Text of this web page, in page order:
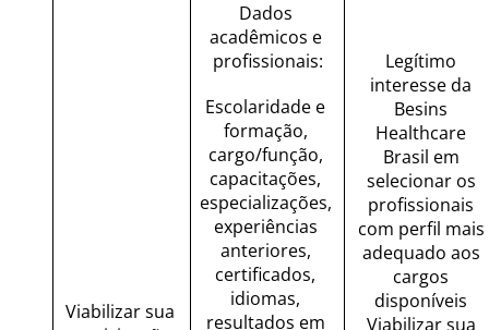
Viabilizar sua
Dados
acadêmicos e
profissionais:
Escolaridade e
formação,
cargo/função,
capacitações,
especializações,
experiências
anteriores,
certificados,
idiomas,
resultados em
Legítimo
interesse da
Besins
Healthcare
Brasil em
selecionar os
profissionais
com perfil mais
adequado aos
cargos
disponíveis
Viabilizar sua